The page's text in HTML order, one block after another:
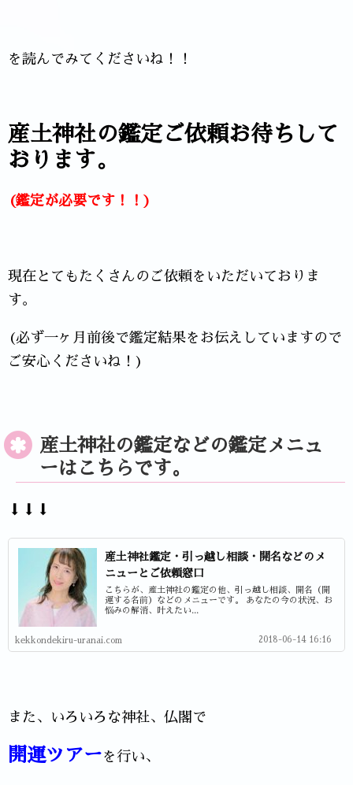
を読んでみてくださいね！！
産土神社の鑑定ご依頼お待ちして
おります。
(鑑定が必要です！！)
現在とてもたくさんのご依頼をいただいておりま
す。
(必ず一ヶ月前後で鑑定結果をお伝えしていますので
ご安心くださいね！)
産土神社の鑑定などの鑑定メニュ
ーはこちらです。
⬇⬇⬇
産土神社鑑定・引っ越し相談・開名などのメ
ニューとご依頼窓口
こちらが、産土神社の鑑定の他、引っ越し相談、開名（開
運する名前）などのメニューです。 あなたの今の状況、お
悩みの解消、叶えたい...
kekkondekiru-uranai.com 2018-06-14 16:16
また、いろいろな神社、仏閣で
開運ツアーを行い、